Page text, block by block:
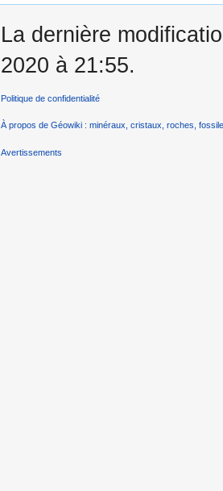
La dernière
2020 à 21:55.
Politique de confidentialité
À propos de Géowiki : minéraux, cristaux, roches,
Avertissements